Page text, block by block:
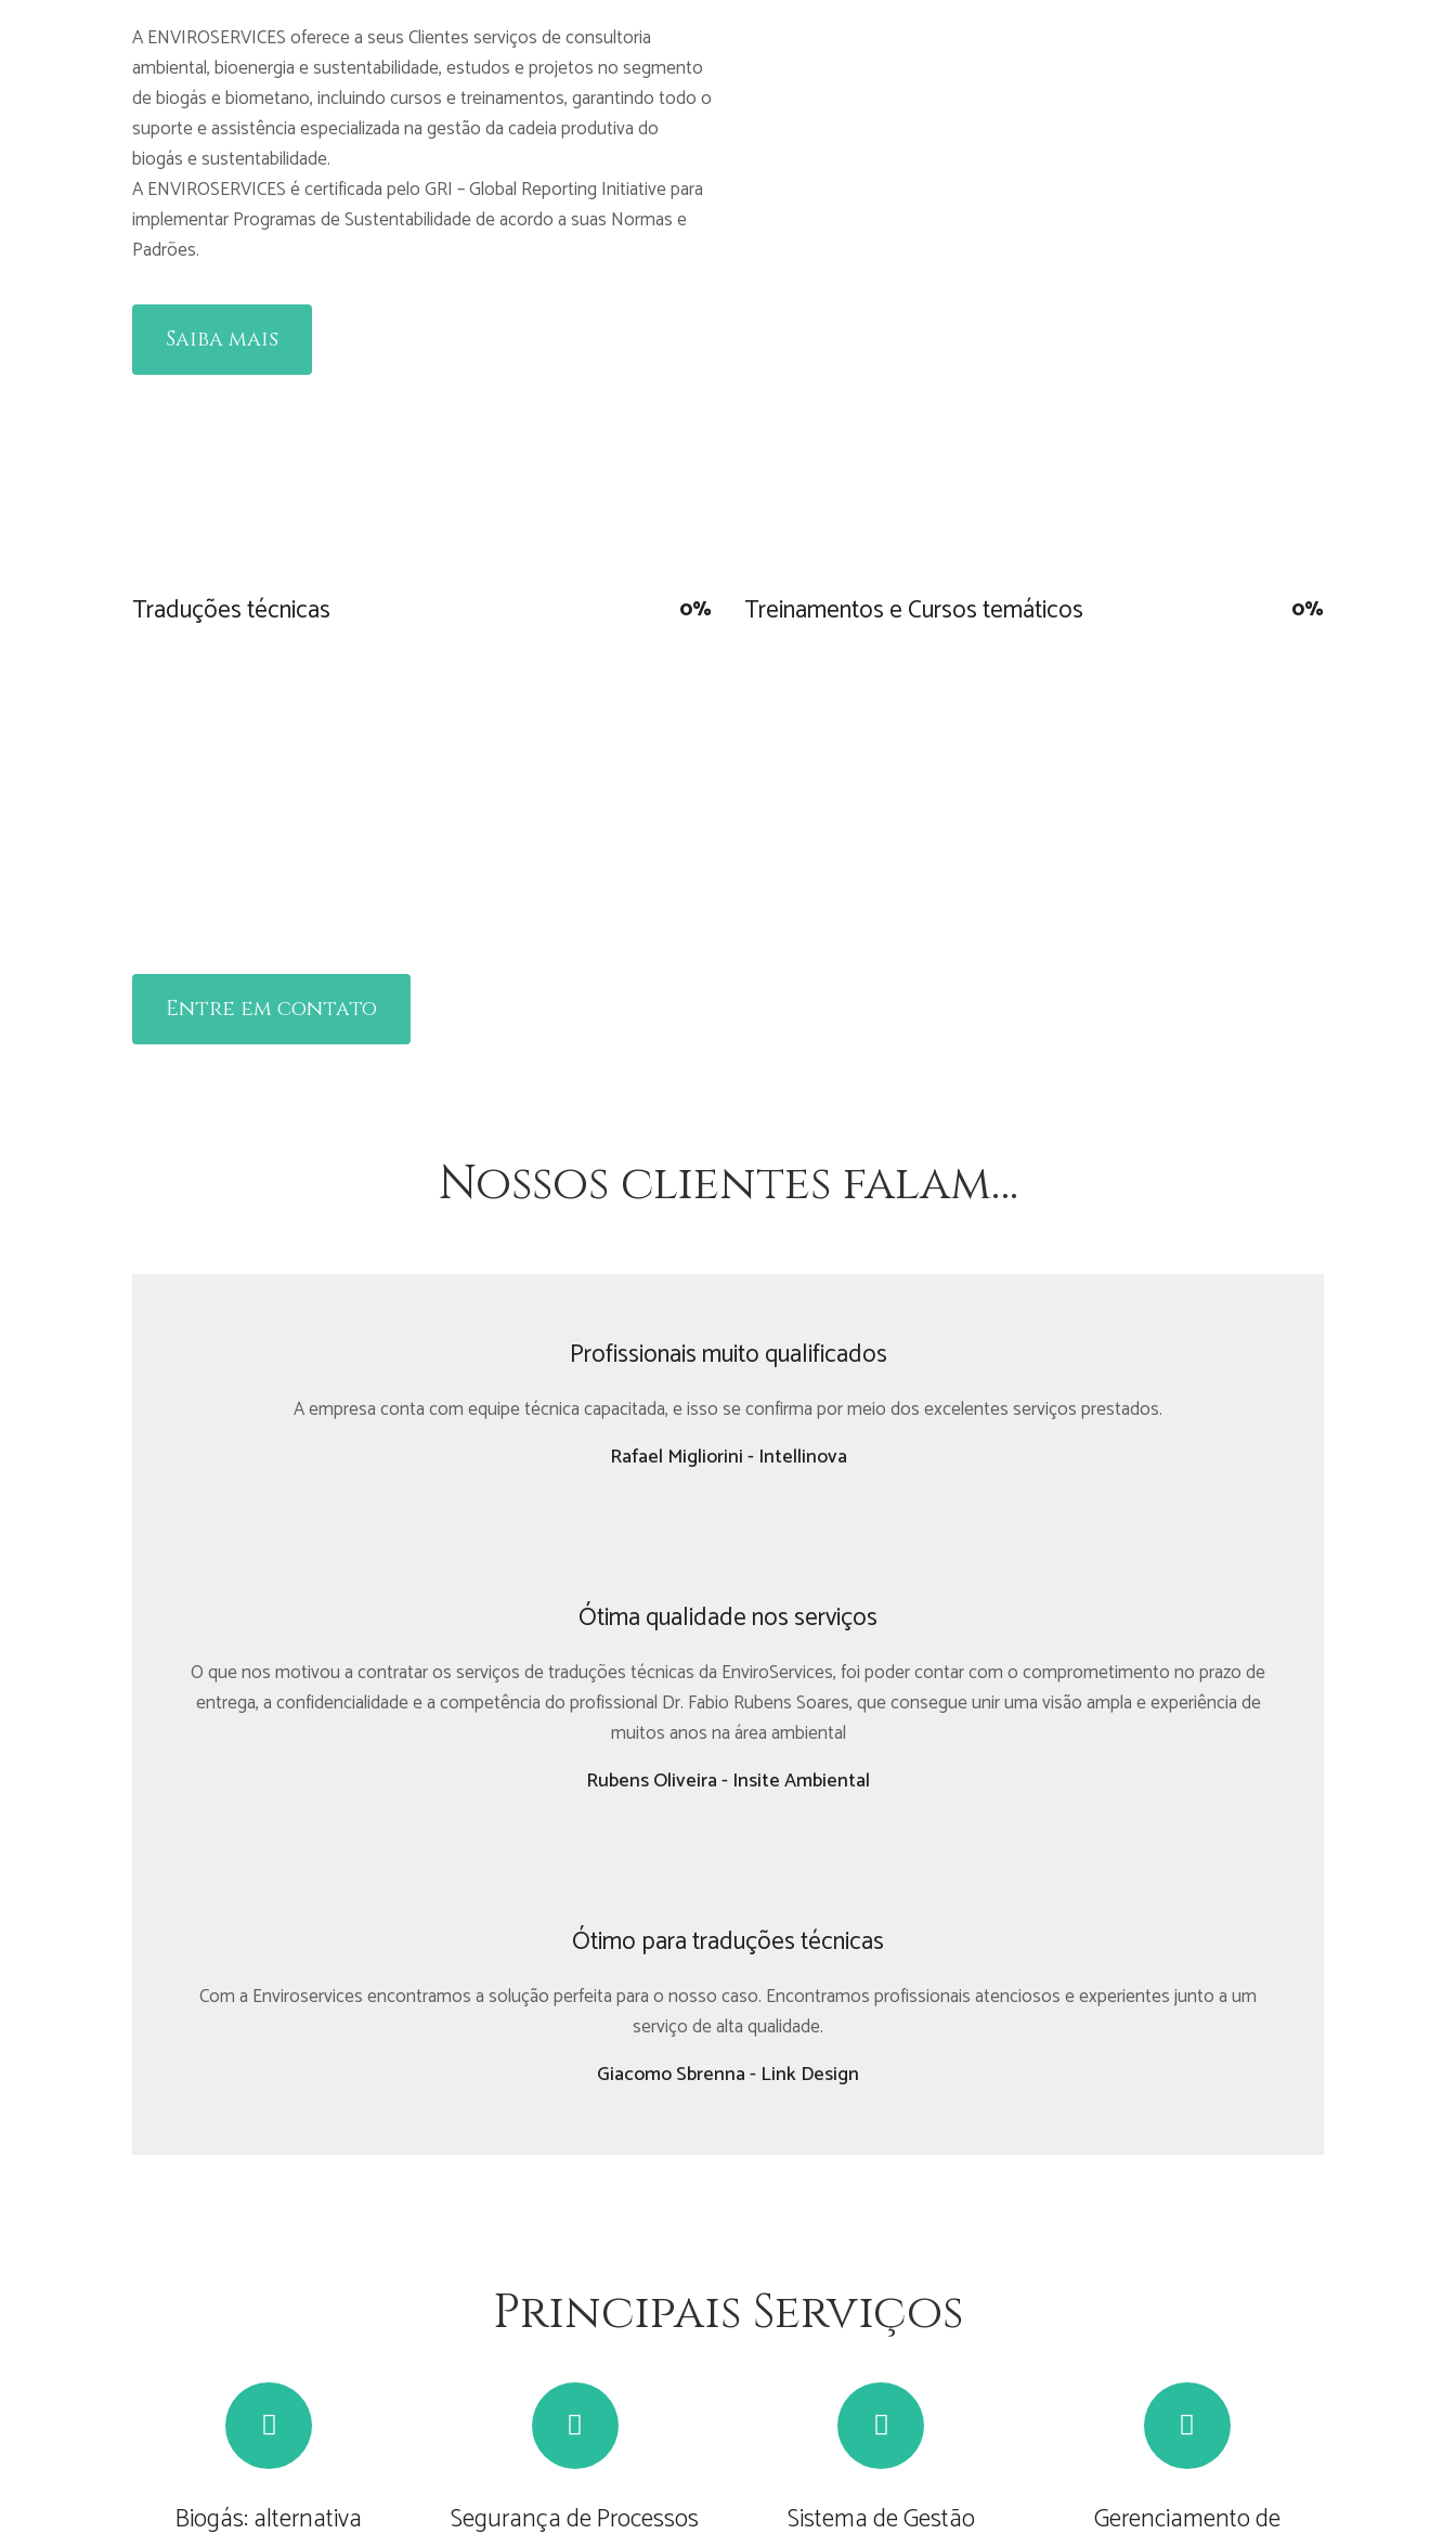
A ENVIROSERVICES oferece a seus Clientes serviços de consultoria
ambiental, bioenergia e sustentabilidade, estudos e projetos no segmento
de biogás e biometano, incluindo cursos e treinamentos, garantindo todo o
suporte e assistência especializada na gestão da cadeia produtiva do
biogás e sustentabilidade.
A ENVIROSERVICES é certificada pelo GRI – Global Reporting Initiative para
implementar Programas de Sustentabilidade de acordo a suas Normas e
Padrões.
Saiba mais
Traduções técnicas 0% Treinamentos e Cursos temáticos 0%
Entre em contato
Nossos clientes falam…
Profissionais muito qualificados
A empresa conta com equipe técnica capacitada, e isso se confirma por meio dos excelentes serviços prestados.
Rafael Migliorini - Intellinova
Ótima qualidade nos serviços
O que nos motivou a contratar os serviços de traduções técnicas da EnviroServices, foi poder contar com o comprometimento no prazo de
entrega, a confidencialidade e a competência do profissional Dr. Fabio Rubens Soares, que consegue unir uma visão ampla e experiência de
muitos anos na área ambiental
Rubens Oliveira - Insite Ambiental
Ótimo para traduções técnicas
Com a Enviroservices encontramos a solução perfeita para o nosso caso. Encontramos profissionais atenciosos e experientes junto a um
serviço de alta qualidade.
Giacomo Sbrenna - Link Design
Principais Serviços
Biogás: alternativa
Segurança de Processos
Sistema de Gestão
Gerenciamento de